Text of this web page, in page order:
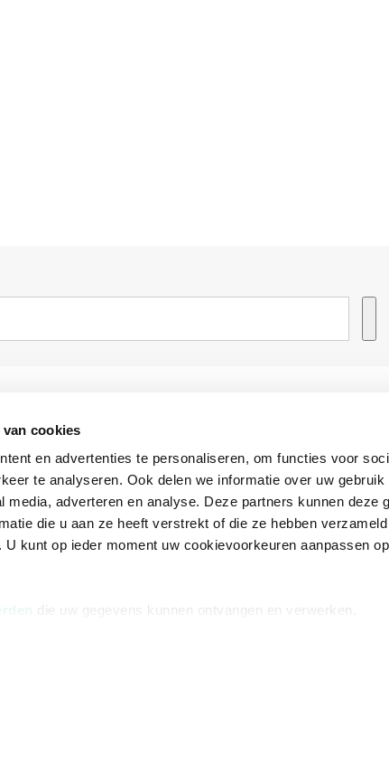
cookies
en advertenties te personaliseren, om functies voor
te analyseren. Ook delen we informatie over uw
media, adverteren en analyse. Deze partners kunnen deze
die u aan ze heeft verstrekt of die ze hebben
kunt op ieder moment uw cookievoorkeuren aanpassen op
die uw gegevens kunnen ontvangen en verwerken.
Over ons
Winkels en openingstijden
Cadeaukaart
088 - 133